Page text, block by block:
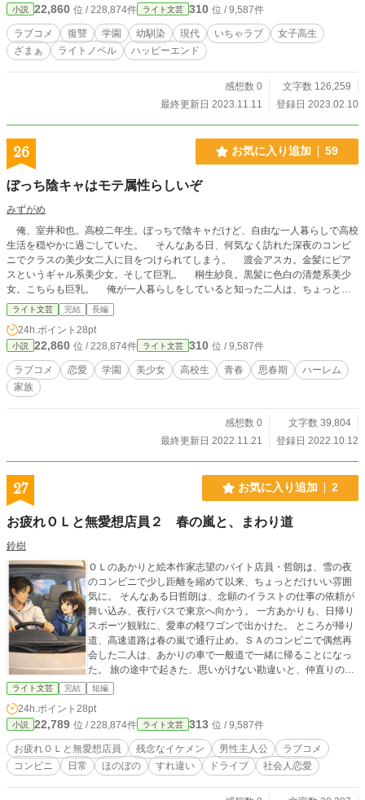
小説 22,860 位 / 228,874件 ライト文芸 310 位 / 9,587件
ラブコメ 復讐 学園 幼馴染 現代 いちゃラブ
女子高生
ざまぁ
ライトノベル ハッピーエンド
感想数 0
文字数 126,259
最終更新日 2023.11.11
登録日 2023.02.10
26 お気に入り追加 59
ぼっち陰キャはモテ属性らしいぞ
みずがめ
俺、室井和也。高校二年生。ぼっちで陰キャだけど、自由な一人暮らしで高校
生活を穏やかに過ごしていた。 そんなある日、何気なく訪れた深夜のコンビ
ニでクラスの美少女二人に目をつけられてしまう。 渡会アスカ。金髪にピア
スというギャル系美少女。そして巨乳。 桐生紗良。黒髪に色白の清楚系美少
女。こちらも巨乳。 俺が一人暮らしをしていると知った二人は、ちょっと甘
えれば家を自由に使えるとでも考えたのだろう。過激なアプローチをしてくる
が、紳士な俺は美少女の誘惑に屈しなかった。 ……でも、アスカさんも紗良
さんも、ただ遊び場所が欲しいだけで俺を頼ってくるわけではなかった。 こ
れは問題を抱えた俺達三人が、互いを支えたくてしょうがなくなった関係の話。
ライト文芸 完結 長編
24h.ポイント 28pt
小説 22,860 位 / 228,874件 ライト文芸 310 位 / 9,587件
ラブコメ 恋愛 学園 美少女 高校生 青春 思春期
ハーレム
家族
感想数 0
文字数 39,804
最終更新日 2022.11.21
登録日 2022.10.12
27 お気に入り追加 2
お疲れＯＬと無愛想店員２ 春の嵐と、まわり道
鈴樹
ＯＬのあかりと絵本作家志望のバイト店員・哲朗は、雪の夜
のコンビニで少し距離を縮めて以来、ちょっとだけいい雰囲
気に。 そんなある日哲朗は、念願のイラストの仕事の依頼が
舞い込み、夜行バスで東京へ向かう。 一方あかりも、日帰り
スポーツ観戦に、愛車の軽ワゴンで出かけた。 ところが帰り
道、高速道路は春の嵐で通行止め。ＳＡのコンビニで偶然再
会した二人は、あかりの車で一般道で一緒に帰ることになっ
た。 旅の途中で起きた、思いがけない勘違いと、仲直りの一
夜。 ――海沿いの県道、コンビニ巡り、ちょっとした寄り道
と小さなハプニング。 遠回りしながら、二人の距離が更に少
しだけ近づいていく――。 ※全８話・完結 ※本作は、本編２
作目の続編ですが、単体でもお楽しみいただけます。 ※本文
は作者、イラストはAI作成です #【お疲れＯＬと無愛想店
員】 シリーズ作品リスト ●本編1作目《全3編/完結》 『雪の
夜の、コンビニで』（本編/哲朗編/余話） ※二人の始まりの
ライト文芸 完結 短編
24h.ポイント 28pt
小説 22,789 位 / 228,874件 ライト文芸 313 位 / 9,587件
お疲れＯＬと無愛想店員 残念なイケメン 男性主人公
ラブコメ
コンビニ
日常 ほのぼの すれ違い ドライブ 社会人恋愛